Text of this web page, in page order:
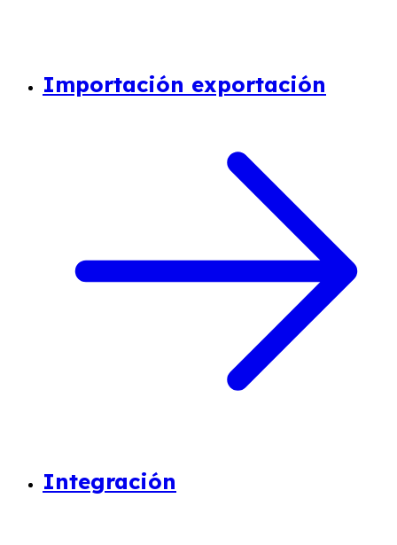
Importación exportación
Integración